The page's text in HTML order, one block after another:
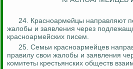
24. Красноармейцы направляют
жалобы и заявления через
красноармейских писем.
25. Семьи красноармейцев
правилу свои жалобы и заявления
комитеты крестьянских обществ вз